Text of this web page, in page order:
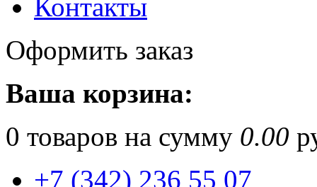
Контакты
Оформить заказ
Ваша корзина:
0 товаров на сумму 0.00
+7 (342) 236 55 07